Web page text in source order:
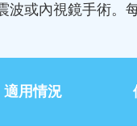
波或內視鏡手術。
適用情況